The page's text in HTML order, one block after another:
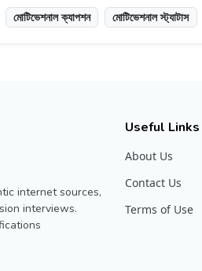
মোটিভেশনাল ক্যাপশন মোটিভেশনাল স্ট্যাটাস
internet sources,
interviews.
Useful Links
About Us
Contact Us
Terms of Use